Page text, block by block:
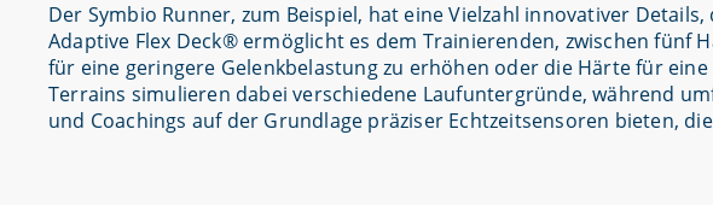
Der Symbio Runner, zum Beispiel, hat eine Vielzahl innovativer
Adaptive Flex Deck® ermöglicht es dem Trainierenden, zwischen fünf
für eine geringere Gelenkbelastung zu erhöhen oder die Härte für
Terrains simulieren dabei verschiedene Laufuntergründe, während
und Coachings auf der Grundlage präziser Echtzeitsensoren bieten,